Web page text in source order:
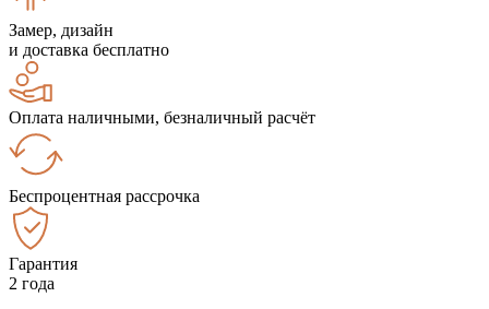
Замер, дизайн
и доставка бесплатно
Оплата наличными, безналичный расчёт
Беспроцентная рассрочка
Гарантия
2 года